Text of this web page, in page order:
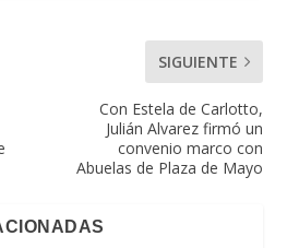
SIGUIENTE
Con Estela de Carlotto,
Julián Alvarez firmó un
convenio marco con
Abuelas de Plaza de Mayo